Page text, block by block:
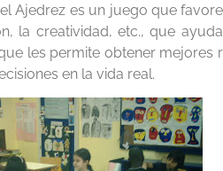
Ajedrez es un juego que
la creatividad, etc., que
les permite obtener mejores
en la vida real.